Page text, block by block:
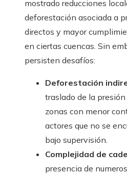
mostrado reducciones
deforestación asociada a
directos y mayor
en ciertas cuencas. Sin
persisten desafíos:
Deforestación
traslado de la
zonas con menor
actores que no se
bajo supervisión.
Complejidad de
presencia de